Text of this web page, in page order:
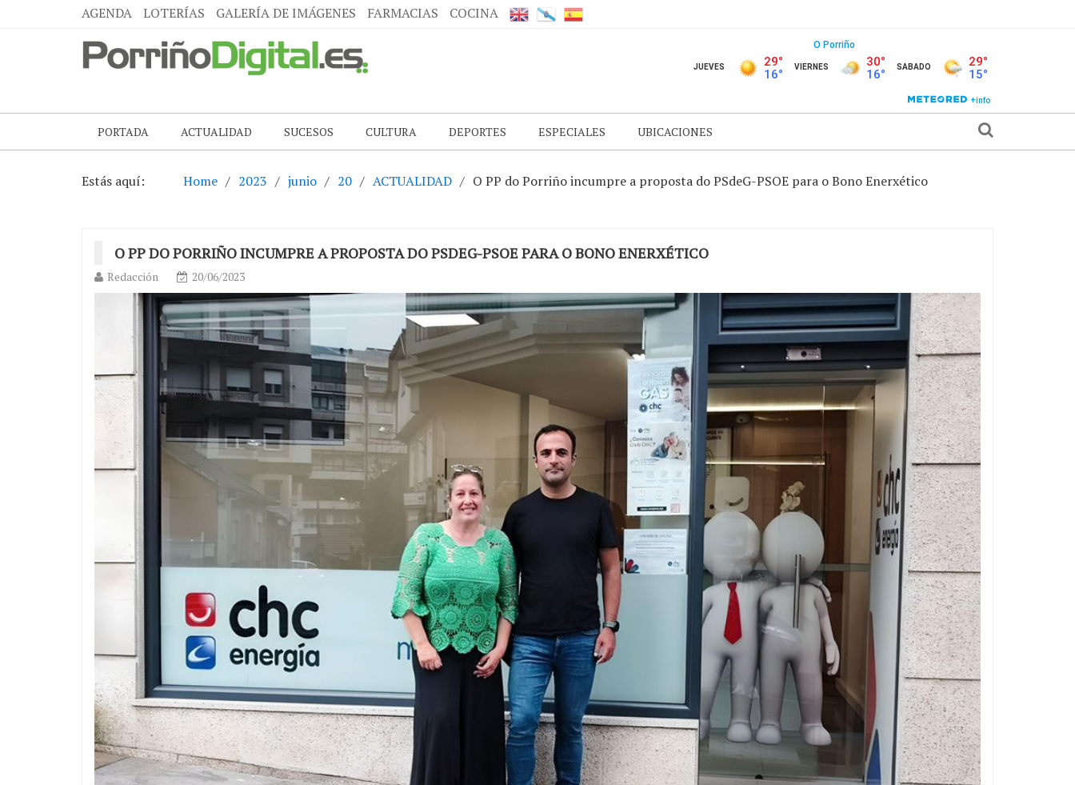
AGENDA LOTERÍAS GALERÍA DE IMÁGENES FARMACIAS COCINA
PORTADA ACTUALIDAD SUCESOS CULTURA DEPORTES ESPECIALES UBICACIONES
Estás aquí: Home 2023 junio 20 ACTUALIDAD O PP do Porriño incumpre a proposta do PSdeG-PSOE para o Bono Enerxético
O PP DO PORRIÑO INCUMPRE A PROPOSTA DO PSDEG-PSOE PARA O BONO ENERXÉTICO
Redacción 20/06/2023